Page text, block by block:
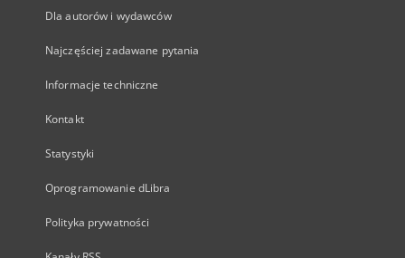
Dla autorów i wydawców
Najczęściej zadawane pytania
Informacje techniczne
Kontakt
Statystyki
Oprogramowanie dLibra
Polityka prywatności